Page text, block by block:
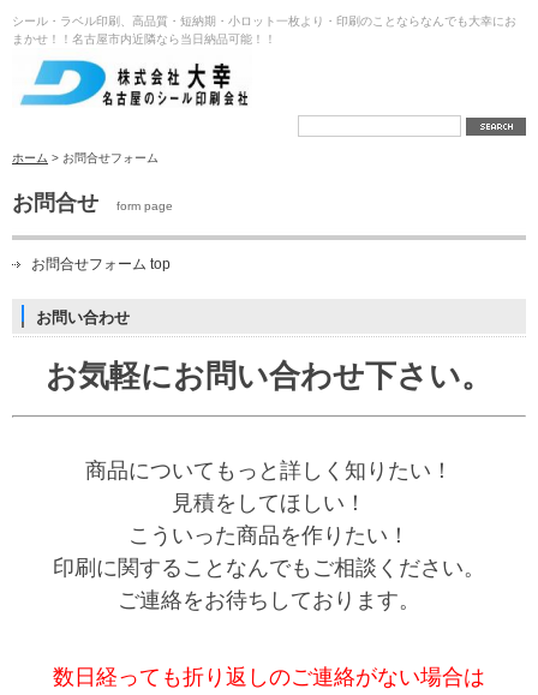
シール・ラベル印刷、高品質・短納期・小ロット一枚より・印刷のことならなんでも大幸にお
まかせ！！名古屋市内近隣なら当日納品可能！！
ホーム > お問合せフォーム
お問合せ form page
お問合せフォーム top
お問い合わせ
お気軽にお問い合わせ下さい。
商品についてもっと詳しく知りたい！
見積をしてほしい！
こういった商品を作りたい！
印刷に関することなんでもご相談ください。
ご連絡をお待ちしております。
数日経っても折り返しのご連絡がない場合は